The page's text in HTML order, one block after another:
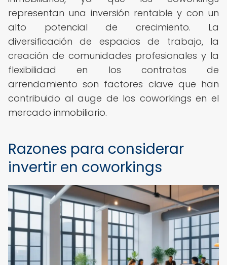
representan una inversión rentable y con un
alto potencial de crecimiento. La
diversificación de espacios de trabajo, la
creación de comunidades profesionales y la
flexibilidad en los contratos de
arrendamiento son factores clave que han
contribuido al auge de los coworkings en el
mercado inmobiliario.
Razones para considerar
invertir en coworkings